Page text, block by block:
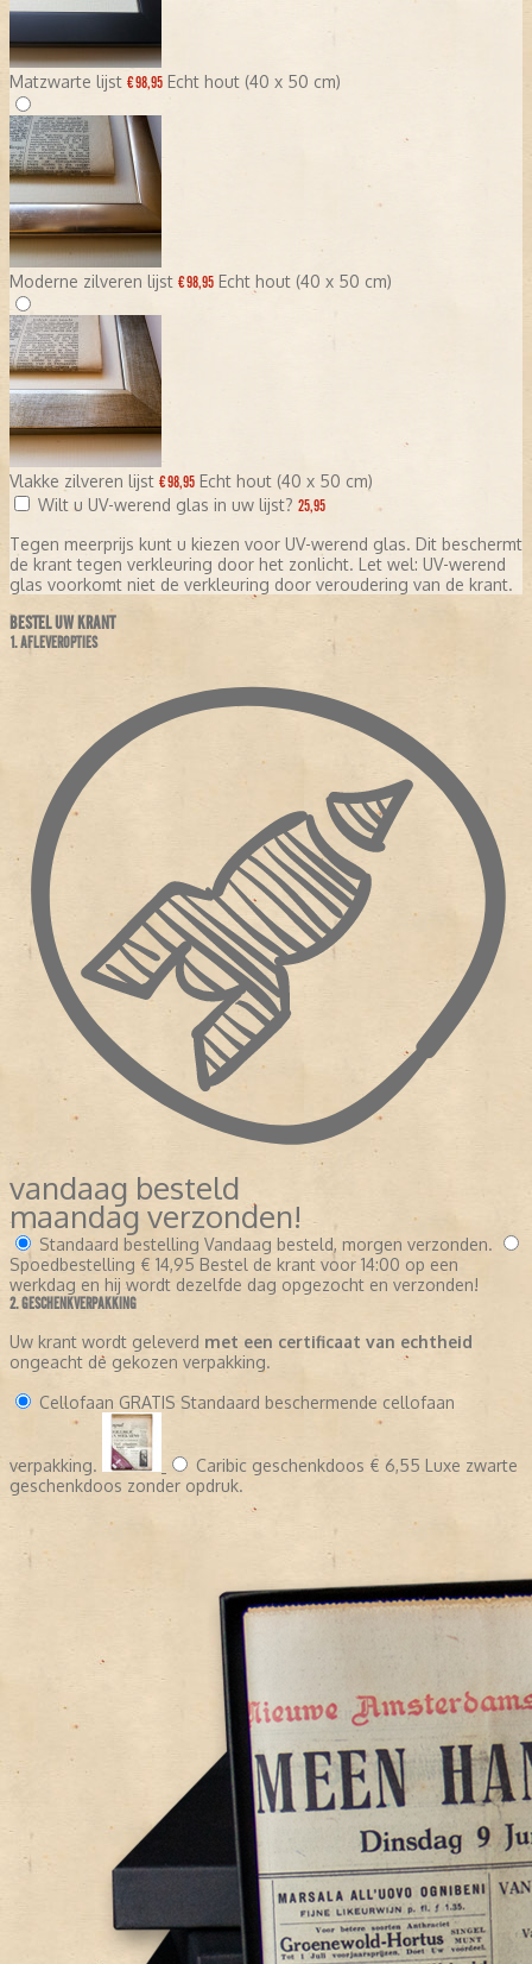
Matzwarte lijst € 98,95 Echt hout (40 x 50 cm)
Moderne zilveren lijst € 98,95 Echt hout (40 x 50 cm)
Vlakke zilveren lijst € 98,95 Echt hout (40 x 50 cm)
Wilt u UV-werend glas in uw lijst? 25,95
Tegen meerprijs kunt u kiezen voor UV-werend glas. Dit beschermt
de krant tegen verkleuring door het zonlicht. Let wel: UV-werend
glas voorkomt niet de verkleuring door veroudering van de krant.
BESTEL UW KRANT
1. AFLEVEROPTIES
vandaag besteld
maandag verzonden!
Standaard bestelling Vandaag besteld, morgen verzonden.
Spoedbestelling € 14,95 Bestel de krant voor 14:00 op een
werkdag en hij wordt dezelfde dag opgezocht en verzonden!
2. GESCHENKVERPAKKING
Uw krant wordt geleverd met een certificaat van echtheid
ongeacht de gekozen verpakking.
Cellofaan GRATIS Standaard beschermende cellofaan
verpakking. Caribic geschenkdoos € 6,55 Luxe zwarte
geschenkdoos zonder opdruk.